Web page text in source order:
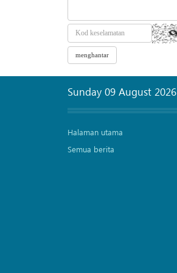
Sunday 09 August 2026
Halaman utama
Semua berita